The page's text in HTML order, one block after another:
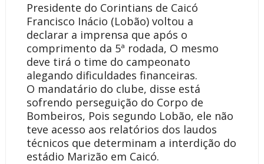
Presidente do Corintians de Caicó
Francisco Inácio (Lobão) voltou a
declarar a imprensa que após o
comprimento da 5ª rodada, O mesmo
deve tirá o time do campeonato
alegando dificuldades financeiras.
O mandatário do clube, disse está
sofrendo perseguição do Corpo de
Bombeiros, Pois segundo Lobão, ele não
teve acesso aos relatórios dos laudos
técnicos que determinam a interdição do
estádio Marizão em Caicó.